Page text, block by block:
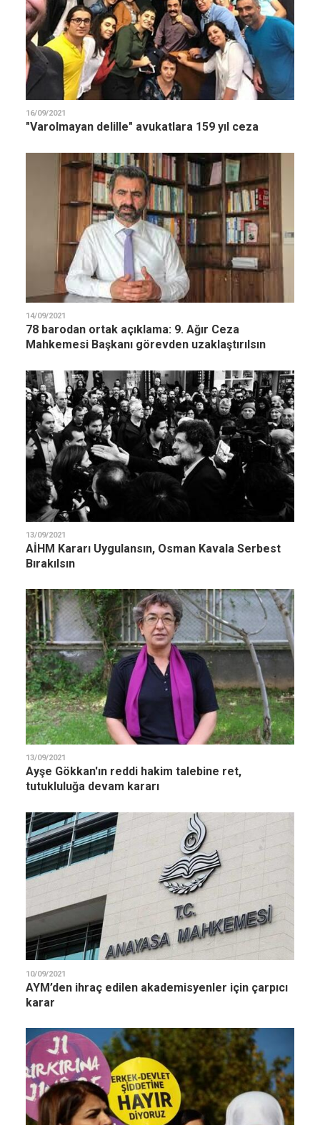
16/09/2021
"Varolmayan delille" avukatlara 159 yıl ceza
14/09/2021
78 barodan ortak açıklama: 9. Ağır Ceza
Mahkemesi Başkanı görevden uzaklaştırılsın
13/09/2021
AİHM Kararı Uygulansın, Osman Kavala Serbest
Bırakılsın
13/09/2021
Ayşe Gökkan'ın reddi hakim talebine ret,
tutukluluğa devam kararı
10/09/2021
AYM’den ihraç edilen akademisyenler için çarpıcı
karar